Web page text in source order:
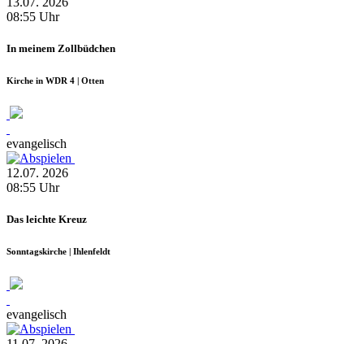
08:55 Uhr
In meinem Zollbüdchen
Kirche in WDR 4 | Otten
evangelisch
12.07. 2026
08:55 Uhr
Das leichte Kreuz
Sonntagskirche | Ihlenfeldt
evangelisch